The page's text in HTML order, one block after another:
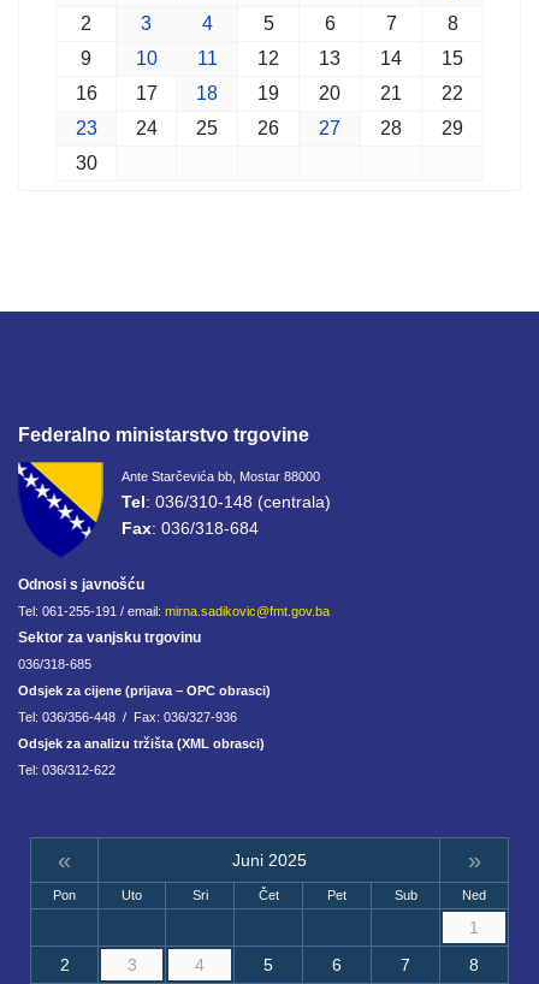
2
3 4 5 6 7
8
9
10 11 12 13 14
15
16
17 18 19 20 21
22
23
24 25 26 27 28
29
30
Federalno ministarstvo trgovine
Ante Starčevića bb, Mostar 88000
Tel: 036/310-148 (centrala)
Fax: 036/318-684
Odnosi s javnošću
Tel: 061-255-191 / email: mirna.sadikovic@fmt.gov.ba
Sektor za vanjsku trgovinu
036/318-685
Odsjek za cijene (prijava – OPC obrasci)
Tel: 036/356-448 / Fax: 036/327-936
Odsjek za analizu tržišta (XML obrasci)
Tel: 036/312-622
« Juni 2025 »
Pon Uto Sri Čet Pet Sub Ned
1
2
3 4 5 6 7 8